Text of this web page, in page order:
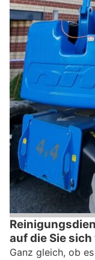
auf die Sie
Ganz gleich, ob